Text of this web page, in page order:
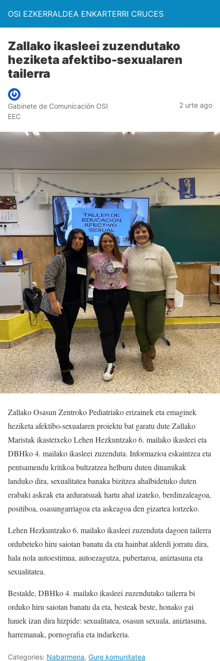
OSI EZKERRALDEA ENKARTERRI CRUCES
Zallako ikasleei zuzendutako
heziketa afektibo-sexualaren
tailerra
Gabinete de Comunicación OSI
EEC
2 urte ago
Zallako Osasun Zentroko Pediatriako erizainek eta emaginek
heziketa afektibo-sexualaren proiektu bat garatu dute Zallako
Maristak ikastetxeko Lehen Hezkuntzako 6. mailako ikasleei eta
DBHko 4. mailako ikasleei zuzenduta. Informazioa eskaintzea eta
pentsamendu kritikoa bultzatzea helburu duten dinamikak
landuko dira, sexualitatea banaka bizitzea ahalbidetuko duten
erabaki askeak eta arduratsuak hartu ahal izateko, berdinzaleagoa,
positiboa, osasungarriagoa eta askeagoa den gizartea lortzeko.
Lehen Hezkuntzako 6. mailako ikasleei zuzenduta dagoen tailerra
ordubeteko hiru saiotan banatu da eta hainbat alderdi jorratu dira,
hala nola autoestimua, autoezagutza, pubertaroa, aniztasuna eta
sexualitatea.
Bestalde, DBHko 4. mailako ikasleei zuzendutako tailerra bi
orduko hiru saiotan banatu da eta, besteak beste, honako gai
hauek izan dira hizpide: sexualitatea, osasun sexuala, aniztasuna,
harremanak, pornografia eta indarkeria.
Categories: Nabarmena, Gure komunitatea